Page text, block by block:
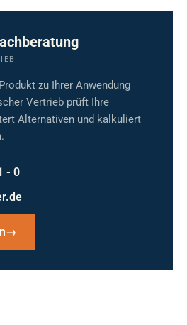
zu Ihrer Anwendung
Vertrieb prüft Ihre
Alternativen und kalkuliert
- 0
→